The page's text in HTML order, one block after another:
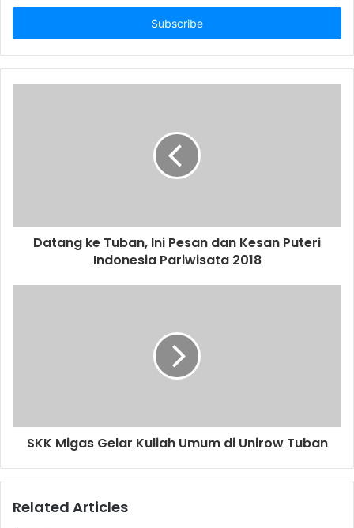
t
r
y
d
Datang ke Tuban, Ini Pesan dan Kesan Puteri
Indonesia Pariwisata 2018
SKK Migas Gelar Kuliah Umum di Unirow Tuban
Related Articles